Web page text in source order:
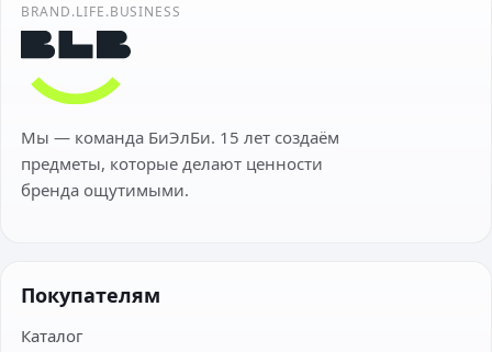
BRAND.LIFE.BUSINESS
Мы — команда БиЭлБи. 15 лет создаём
предметы, которые делают ценности
бренда ощутимыми.
Покупателям
Каталог